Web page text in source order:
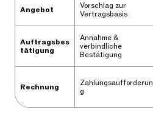
Angebot
Vorschlag zur
Vertragsbasis
Auftragsbes
tätigung
Annahme &
verbindliche
Bestätigung
Rechnung
Zahlungsaufforderun
g